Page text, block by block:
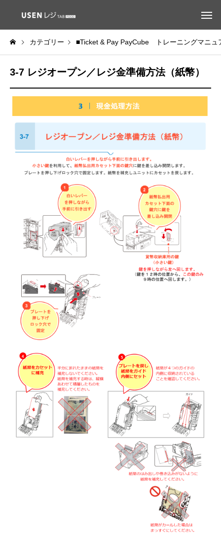
カテゴリー ■Ticket & Pay PayCube トレーニングマニュ
3-7 レジオープン／レジ金準備方法（紙幣）